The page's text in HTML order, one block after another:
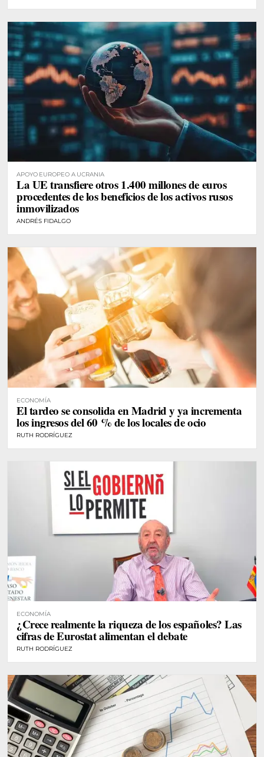
APOYO EUROPEO A UCRANIA
La UE transfiere otros 1.400 millones de euros
procedentes de los beneficios de los activos rusos
inmovilizados
ANDRÉS FIDALGO
ECONOMÍA
El tardeo se consolida en Madrid y ya incrementa
los ingresos del 60 % de los locales de ocio
RUTH RODRÍGUEZ
ECONOMÍA
¿Crece realmente la riqueza de los españoles? Las
cifras de Eurostat alimentan el debate
RUTH RODRÍGUEZ